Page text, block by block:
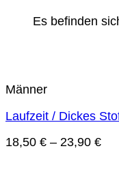
Es befinden
Männer
Laufzeit / Dickes
18,50 € – 23,90 €